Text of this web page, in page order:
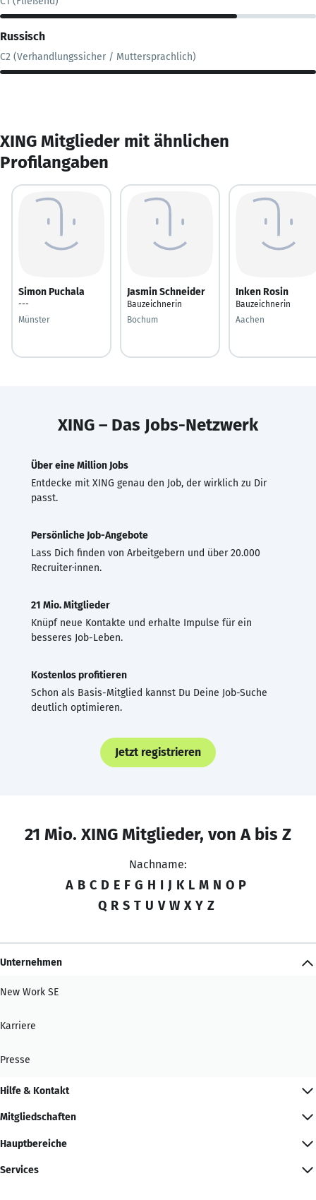
Russisch
C2 (Verhandlungssicher / Muttersprachlich)
XING Mitglieder mit ähnlichen
Profilangaben
Simon Puchala
---
Münster
Jasmin Schneider
Bauzeichnerin
Bochum
Inken Rosin
Bauzeichnerin
Aachen
XING – Das Jobs-Netzwerk
Über eine Million Jobs
Entdecke mit XING genau den Job, der wirklich zu Dir
passt.
Persönliche Job-Angebote
Lass Dich finden von Arbeitgebern und über 20.000
Recruiter·innen.
21 Mio. Mitglieder
Knüpf neue Kontakte und erhalte Impulse für ein
besseres Job-Leben.
Kostenlos profitieren
Schon als Basis-Mitglied kannst Du Deine Job-Suche
deutlich optimieren.
Jetzt registrieren
21 Mio. XING Mitglieder, von A bis Z
Nachname:
A B C D E F G H I J K L M N O P
Q R S T U V W X Y Z
Unternehmen
New Work SE
Karriere
Presse
Hilfe & Kontakt
Mitgliedschaften
Hauptbereiche
Services